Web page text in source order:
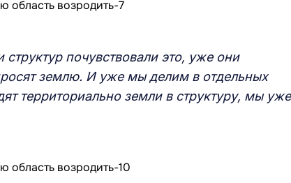
почувствовали это, уже они
землю. И уже мы делим в отдельных
территориально земли в структуру, мы уже